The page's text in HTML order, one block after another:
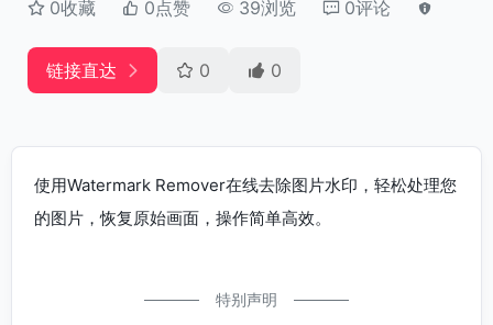
0收藏 0点赞 39浏览 0评论
链接直达 0 0
使用Watermark Remover在线去除图片水印，轻松处理您
的图片，恢复原始画面，操作简单高效。
特别声明